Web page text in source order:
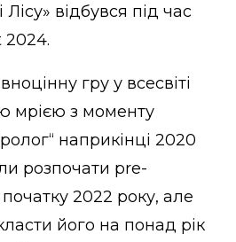
Лісу» відбувся під час
гру у всесвіті
мрією з моменту
наприкінці 2020
розпочати pre-
2022 року, але
його на понад рік